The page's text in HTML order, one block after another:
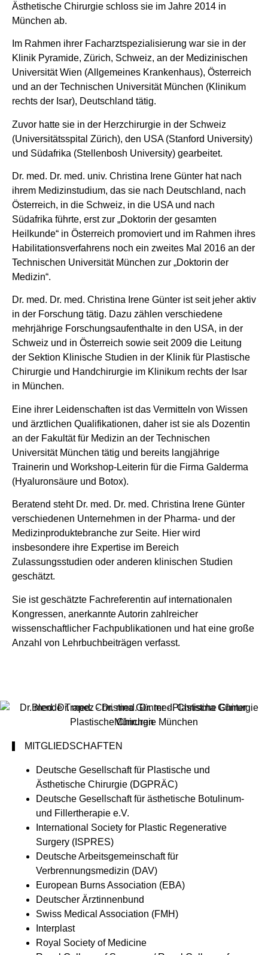
Ästhetische Chirurgie schloss sie im Jahre 2014 in
München ab.
Im Rahmen ihrer Facharztspezialisierung war sie in der
Klinik Pyramide, Zürich, Schweiz, an der Medizinischen
Universität Wien (Allgemeines Krankenhaus), Österreich
und an der Technischen Universität München (Klinikum
rechts der Isar), Deutschland tätig.
Zuvor hatte sie in der Herzchirurgie in der Schweiz
(Universitätsspital Zürich), den USA (Stanford University)
und Südafrika (Stellenbosh University) gearbeitet.
Dr. med. Dr. med. univ. Christina Irene Günter hat nach
ihrem Medizinstudium, das sie nach Deutschland, nach
Österreich, in die Schweiz, in die USA und nach
Südafrika führte, erst zur „Doktorin der gesamten
Heilkunde“ in Österreich promoviert und im Rahmen ihres
Habilitationsverfahrens noch ein zweites Mal 2016 an der
Technischen Universität München zur „Doktorin der
Medizin“.
Dr. med. Dr. med. Christina Irene Günter ist seit jeher aktiv
in der Forschung tätig. Dazu zählen verschiedene
mehrjährige Forschungsaufenthalte in den USA, in der
Schweiz und in Österreich sowie seit 2009 die Leitung
der Sektion Klinische Studien in der Klinik für Plastische
Chirurgie und Handchirurgie im Klinikum rechts der Isar
in München.
Eine ihrer Leidenschaften ist das Vermitteln von Wissen
und ärztlichen Qualifikationen, daher ist sie als Dozentin
an der Fakultät für Medizin an der Technischen
Universität München tätig und bereits langjährige
Trainerin und Workshop-Leiterin für die Firma Galderma
(Hyaluronsäure und Botox).
Beratend steht Dr. med. Dr. med. Christina Irene Günter
verschiedenen Unternehmen in der Pharma- und der
Medizinproduktebranche zur Seite. Hier wird
insbesondere ihre Expertise im Bereich
Zulassungsstudien oder anderen klinischen Studien
geschätzt.
Sie ist geschätzte Fachreferentin auf internationalen
Kongressen, anerkannte Autorin zahlreicher
wissenschaftlicher Fachpublikationen und hat eine große
Anzahl von Lehrbuchbeiträgen verfasst.
MITGLIEDSCHAFTEN
Deutsche Gesellschaft für Plastische und
Ästhetische Chirurgie (DGPRÄC)
Deutsche Gesellschaft für ästhetische Botulinum-
und Fillertherapie e.V.
International Society for Plastic Regenerative
Surgery (ISPRES)
Deutsche Arbeitsgemeinschaft für
Verbrennungsmedizin (DAV)
European Burns Association (EBA)
Deutscher Ärztinnenbund
Swiss Medical Association (FMH)
Interplast
Royal Society of Medicine